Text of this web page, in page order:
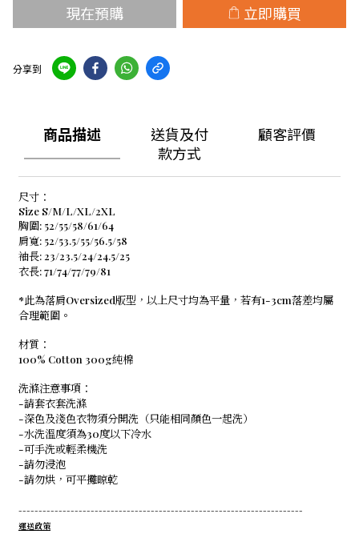
現在預購 立即購買
分享到
商品描述
送貨及付
款方式
顧客評價
尺寸：
Size S/M/L/XL/2XL
胸圍: 52/55/58/61/64
肩寬: 52/53.5/55/56.5/58
袖長: 23/23.5/24/24.5/25
衣長: 71/74/77/79/81
*此為落肩Oversized版型，以上尺寸均為平量，若有1-3cm落差均屬
合理範圍。
材質：
100% Cotton 300g純棉
洗滌注意事項：
-請套衣套洗滌
-深色及淺色衣物須分開洗（只能相同顏色一起洗）
-水洗溫度須為30度以下冷水
-可手洗或輕柔機洗
-請勿浸泡
-請勿烘，可平攤晾乾
-----------------------------------------------------------------------
運送政策